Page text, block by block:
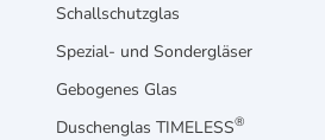
Schallschutzglas
Spezial- und Sondergläser
Gebogenes Glas
Duschenglas TIMELESS®